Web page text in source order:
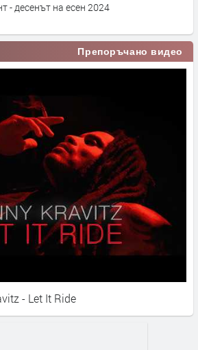
- десенът на есен 2024
Препоръчано видео
- Let It Ride